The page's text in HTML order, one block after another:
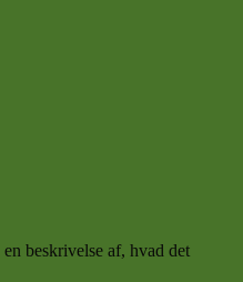
beskrivelse af, hvad det